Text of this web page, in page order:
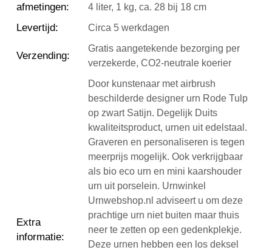
afmetingen: 4 liter, 1 kg, ca. 28 bij 18 cm
Levertijd: Circa 5 werkdagen
Verzending:
Gratis aangetekende bezorging per
verzekerde, CO2-neutrale koerier
Extra
informatie:
Door kunstenaar met airbrush
beschilderde designer urn Rode Tulp
op zwart Satijn. Degelijk Duits
kwaliteitsproduct, urnen uit edelstaal.
Graveren en personaliseren is tegen
meerprijs mogelijk. Ook verkrijgbaar
als bio eco urn en mini kaarshouder
urn uit porselein. Urnwinkel
Urnwebshop.nl adviseert u om deze
prachtige urn niet buiten maar thuis
neer te zetten op een gedenkplekje.
Deze urnen hebben een los deksel